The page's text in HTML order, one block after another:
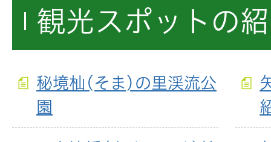
観光スポットの
秘境杣(そま)の里渓流公
園